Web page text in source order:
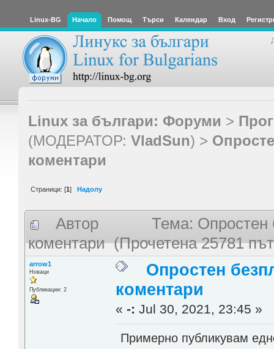
Linux-BG Начало Помощ Търси Календар Вход
Linux за българи: Форуми >
(МОДЕРАТОР: VladSun) >
коментари
Страници: [1] Надолу
Автор
Тема: Опростен
коментари (Прочетена 25781
arrow1
Новаци
Публикации: 2
Опростен
коментари
«-: Jul 30, 2021, 23:45 »
Примерно публикувам